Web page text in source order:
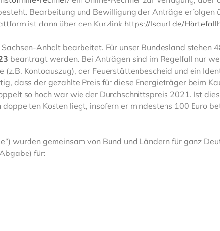
Bearbeitung und Bewilligung der Anträge erfolgen
ist dann über den Kurzlink https://lsaurl.de/
Anhalt bearbeitet. Für unser Bundesland stehen
beantragt werden. Bei Anträgen sind im Regelfall nur
(z.B. Kontoauszug), der Feuerstättenbescheid und ein
dass der gezahlte Preis für diese Energieträger beim
so hoch war wie der Durchschnittspreis 2021. Ist
Kosten liegt, insofern er mindestens 100 Euro
wurden gemeinsam von Bund und Ländern für ganz
für: